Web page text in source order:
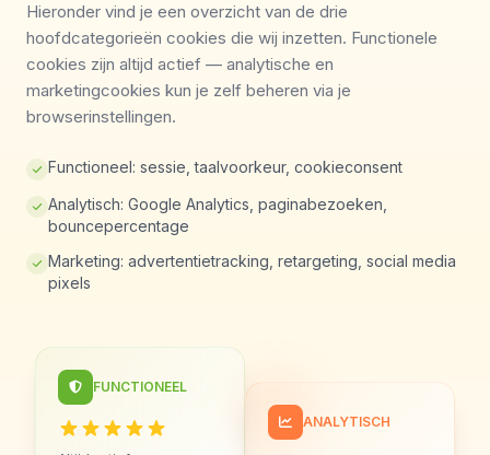
Hieronder vind je een overzicht van de drie
hoofdcategorieën cookies die wij inzetten. Functionele
cookies zijn altijd actief — analytische en
marketingcookies kun je zelf beheren via je
browserinstellingen.
Functioneel: sessie, taalvoorkeur, cookieconsent
Analytisch: Google Analytics, paginabezoeken,
bouncepercentage
Marketing: advertentietracking, retargeting, social media
pixels
FUNCTIONEEL
ANALYTISCH